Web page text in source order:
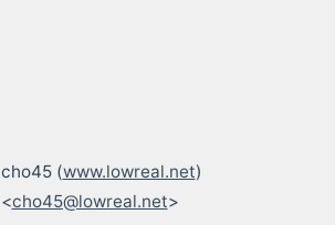
cho45 (www.lowreal.net)
<cho45@lowreal.net>